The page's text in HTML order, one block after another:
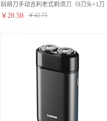
刮胡刀手动吉利老式剃须刀（9刀头+1刀
架）收纳盒+须膏
￥ 28.50 ￥42.75